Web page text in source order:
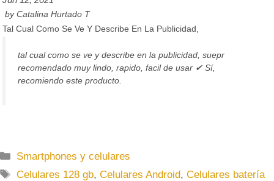
byCatalina Hurtado T
Tal Cual Como Se Ve Y Describe En La Publicidad,
tal cual como se ve y describe en la publicidad, suepr
recomendado muy lindo, rapido, facil de usar ✔ Sí,
recomiendo este producto.
C
a
Smartphones y celulares
E
Celulares 128 gb,Celulares Android,Celulares batería